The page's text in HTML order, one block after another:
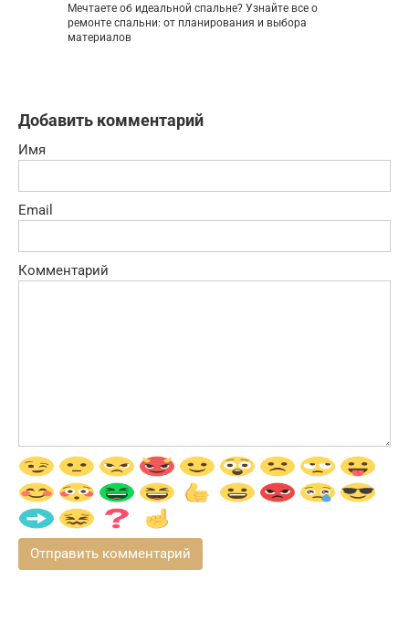
Мечтаете об идеальной спальне? Узнайте все о
ремонте спальни: от планирования и выбора
материалов
Добавить комментарий
Имя
Email
Комментарий